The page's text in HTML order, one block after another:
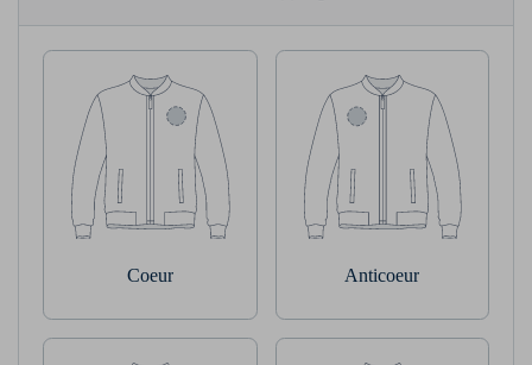
Coeur Anticoeur